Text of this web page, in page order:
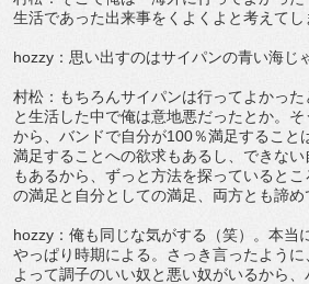
生活であった出来事をくよくよと考えてし
hozzy：思い出すのはサイパンの青い海じ
村松：もちろんサイパンは行ってよかっ
と生活した中で俺は意地悪だったとか。
から、バンドで自分が100％満足すること
満足することへの欲求もあるし、できな
もあるから、ずっと方法を探っていると
の満足と自分としての満足、両方とも諦め
hozzy：俺も同じな気がする（笑）。本当
やっぱり時期による。さっき言ったよう
よって調子のいい奴と悪い奴がいるから